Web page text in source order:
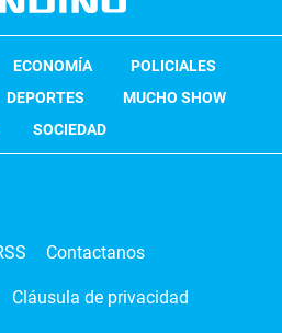
ECONOMÍA
POLICIALES
DEPORTES
MUCHO SHOW
SOCIEDAD
Contactanos
Cláusula de privacidad